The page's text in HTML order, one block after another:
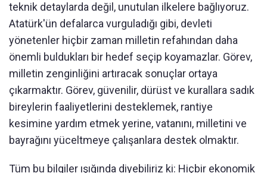
teknik detaylarda değil, unutulan ilkelere bağlıyoruz.
Atatürk'ün defalarca vurguladığı gibi, devleti
yönetenler hiçbir zaman milletin refahından daha
önemli buldukları bir hedef seçip koyamazlar. Görev,
milletin zenginliğini artıracak sonuçlar ortaya
çıkarmaktır. Görev, güvenilir, dürüst ve kurallara sadık
bireylerin faaliyetlerini desteklemek, rantiye
kesimine yardım etmek yerine, vatanını, milletini ve
bayrağını yüceltmeye çalışanlara destek olmaktır.
Tüm bu bilgiler ışığında diyebiliriz ki: Hiçbir ekonomik